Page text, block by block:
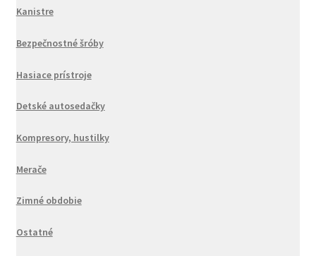
Kanistre
Bezpečnostné šróby
Hasiace prístroje
Detské autosedačky
Kompresory, hustilky
Merače
Zimné obdobie
Ostatné